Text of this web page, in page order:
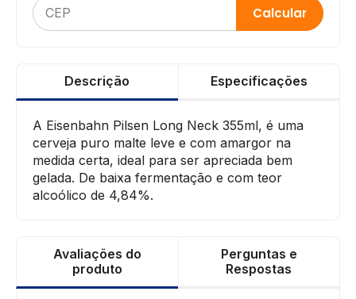
Calcular
Descrição Especificações
A Eisenbahn Pilsen Long Neck 355ml, é uma
cerveja puro malte leve e com amargor na
medida certa, ideal para ser apreciada bem
gelada. De baixa fermentação e com teor
alcoólico de 4,84%.
Avaliações do
produto
Perguntas e
Respostas